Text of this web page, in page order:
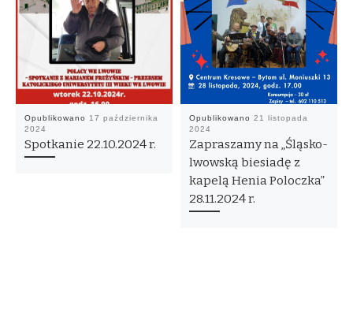
Opublikowano 17 października
2024
Spotkanie 22.10.2024 r.
Opublikowano21 listopada
2024
Zapraszamy na „Śląsko-
lwowską biesiadę z
kapelą Henia Poloczka”
28.11.2024 r.